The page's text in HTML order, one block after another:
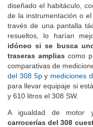
diseñado el habitáculo,
de la instrumentación o
través de una pantalla
resueltos, lo harían
idóneo si se busca
traseras amplias como
comparativas de
del 308 5py mediciones
para llevar equipaje si
y 610 litros el 308 SW.
A igualdad de motor
carrocerías del 308